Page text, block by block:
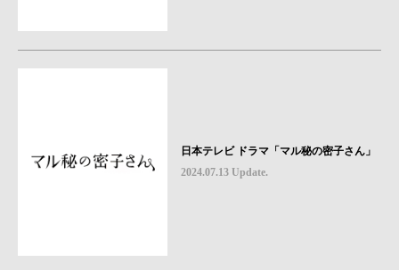
日本テレビ ドラマ「マル秘の密子さん」
2024.07.13 Update.